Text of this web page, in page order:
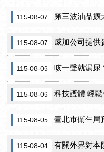
115-08-07 第三波油品擴大抽驗 2
115-08-07 威加公司提供資料不實臺
115-08-06 咳一聲就漏尿
115-08-06 科技護體 輕鬆修
115-08-05 臺北市衛生局預
115-08-04 有關外界對本